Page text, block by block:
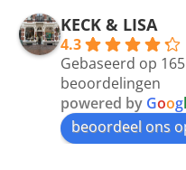
KECK & LISA
4.3
Gebaseerd op 165
beoordelingen
powered by Googl
beoordeel ons
12 maanden
Waarom in
de woonwinkel op de
klippen  laten lopen?
moeten nu de design